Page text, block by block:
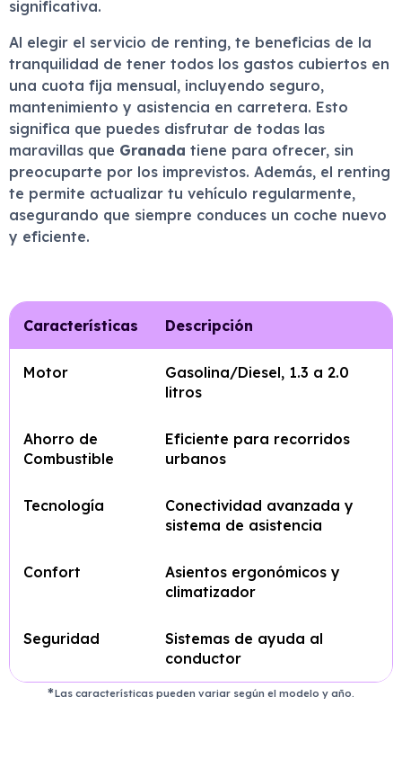
significativa.
Al elegir el servicio de renting, te beneficias de la
tranquilidad de tener todos los gastos cubiertos en
una cuota fija mensual, incluyendo seguro,
mantenimiento y asistencia en carretera. Esto
significa que puedes disfrutar de todas las
maravillas que Granada tiene para ofrecer, sin
preocuparte por los imprevistos. Además, el renting
te permite actualizar tu vehículo regularmente,
asegurando que siempre conduces un coche nuevo
y eficiente.
Características Descripción
Motor
Gasolina/Diesel, 1.3 a 2.0
litros
Ahorro de
Combustible
Eficiente para recorridos
urbanos
Tecnología
Conectividad avanzada y
sistema de asistencia
Confort
Asientos ergonómicos y
climatizador
Seguridad
Sistemas de ayuda al
conductor
Las características pueden variar según el modelo y año.